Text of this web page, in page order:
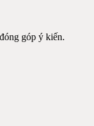
góp ý kiến.